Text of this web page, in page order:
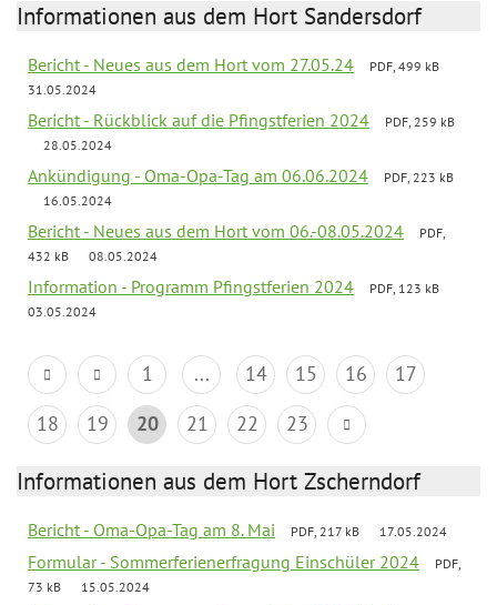
Informationen aus dem Hort Sandersdorf
Bericht - Neues aus dem Hort vom 27.05.24
PDF, 499 kB
31.05.2024
Bericht - Rückblick auf die Pfingstferien 2024
PDF, 259 kB
28.05.2024
Ankündigung - Oma-Opa-Tag am 06.06.2024
PDF, 223 kB
16.05.2024
Bericht - Neues aus dem Hort vom 06.-08.05.2024
PDF,
432 kB
08.05.2024
Information - Programm Pfingstferien 2024
PDF, 123 kB
03.05.2024
1 ... 14 15 16
17
18
19 20 21 22 23
Informationen aus dem Hort Zscherndorf
Bericht - Oma-Opa-Tag am 8. Mai PDF, 217 kB 17.05.2024
Formular - Sommerferienerfragung Einschüler 2024
PDF,
73 kB
15.05.2024